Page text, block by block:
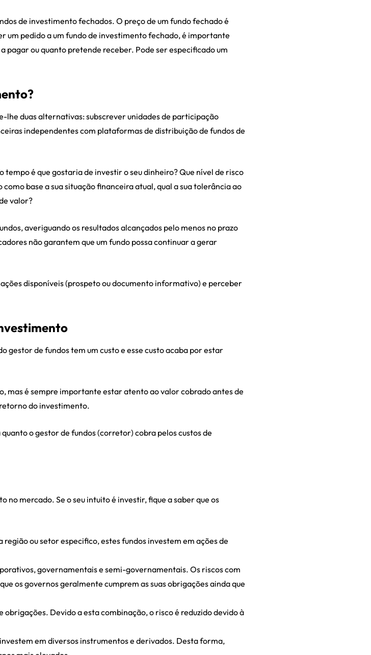
de investimento fechados. O preço de um fundo fechado é
um pedido a um fundo de investimento fechado, é importante
ou quanto pretende receber. Pode ser especificado um
duas alternativas: subscrever unidades de participação
independentes com plataformas de distribuição de fundos de
é que gostaria de investir o seu dinheiro? Que nível de risco
base a sua situação financeira atual, qual a sua tolerância ao
valor?
averiguando os resultados alcançados pelo menos no prazo
não garantem que um fundo possa continuar a gerar
disponíveis (prospeto ou documento informativo) e perceber
gestor de fundos tem um custo e esse custo acaba por estar
mas é sempre importante estar atento ao valor cobrado antes de
do investimento.
o gestor de fundos (corretor) cobra pelos custos de
no mercado. Se o seu intuito é investir, fique a saber que os
região ou setor especifico, estes fundos investem em ações de
governamentais e semi-governamentais. Os riscos com
os governos geralmente cumprem as suas obrigações ainda que
obrigações. Devido a esta combinação, o risco é reduzido devido à
em diversos instrumentos e derivados. Desta forma,